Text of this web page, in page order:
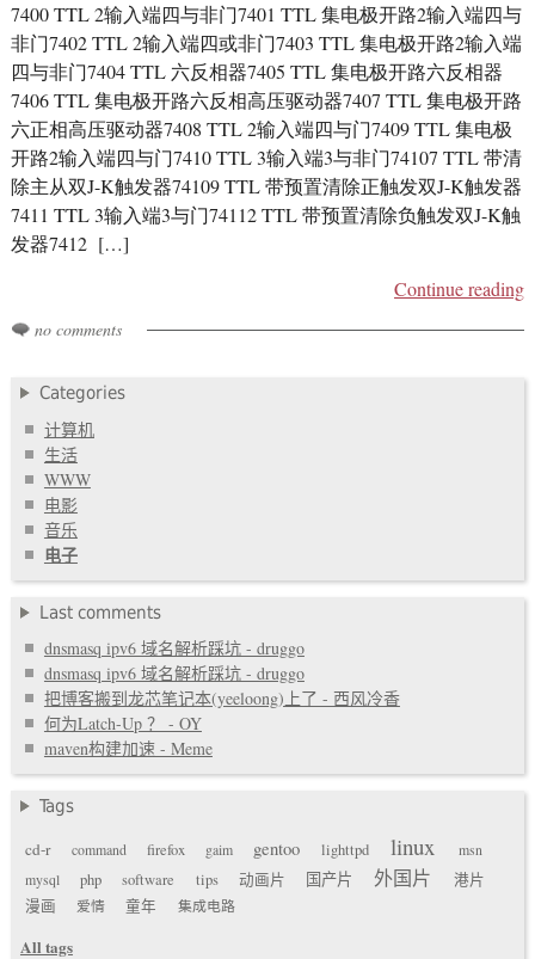
7400 TTL 2输入端四与非门7401 TTL 集电极开路2输入端四与
非门7402 TTL 2输入端四或非门7403 TTL 集电极开路2输入端
四与非门7404 TTL 六反相器7405 TTL 集电极开路六反相器
7406 TTL 集电极开路六反相高压驱动器7407 TTL 集电极开路
六正相高压驱动器7408 TTL 2输入端四与门7409 TTL 集电极
开路2输入端四与门7410 TTL 3输入端3与非门74107 TTL 带清
除主从双J-K触发器74109 TTL 带预置清除正触发双J-K触发器
7411 TTL 3输入端3与门74112 TTL 带预置清除负触发双J-K触
发器7412 […]
Continue reading
no comments
Categories
计算机
生活
WWW
电影
音乐
电子
Last comments
dnsmasq ipv6 域名解析踩坑 - druggo
dnsmasq ipv6 域名解析踩坑 - druggo
把博客搬到龙芯笔记本(yeeloong)上了 - 西风冷香
何为Latch-Up ？ - OY
maven构建加速 - Meme
Tags
cd-r
command firefox gaim gentoo lighttpd linux
msn
mysql
php software tips 动画片 国产片 外国片
港片
漫画
爱情 童年 集成电路
All tags